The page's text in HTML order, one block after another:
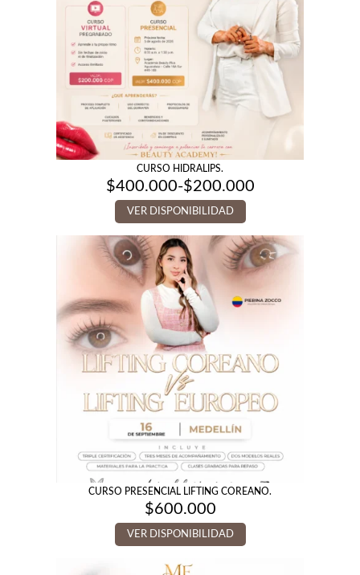
CURSO HIDRALIPS.
$200.000
-
$400.000
Rango
de
precios:
desde
$200.000
hasta
$400.000
VER DISPONIBILIDAD
CURSO PRESENCIAL LIFTING COREANO.
$600.000
VER DISPONIBILIDAD